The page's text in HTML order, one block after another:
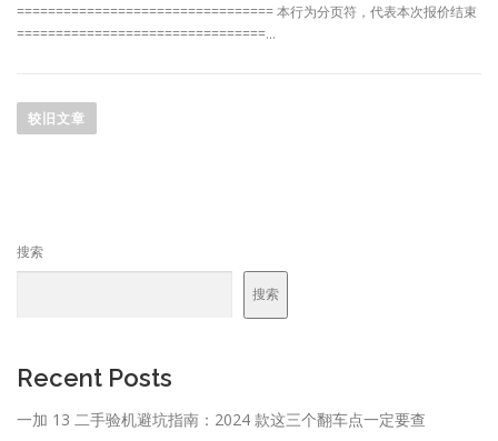
================================= 本行为分页符，代表本次报价结束
================================…
章
较旧文章
搜索
搜索
Recent Posts
一加 13 二手验机避坑指南：2024 款这三个翻车点一定要查